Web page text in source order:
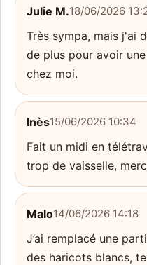
Julie M.18/06/2026
Très sympa, mais j'ai
de plus pour avoir
chez moi.
Inès15/06/2026 10:34
Fait un midi en
trop de vaisselle,
Malo14/06/2026 14:18
J’ai remplacé une
des haricots blancs,